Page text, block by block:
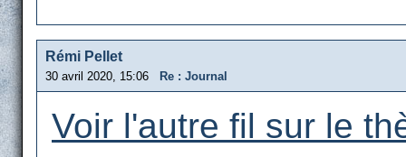
Rémi Pellet
30 avril 2020, 15:06 Re : Journal
Voir l'autre fil sur le